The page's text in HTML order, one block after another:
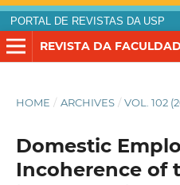
PORTAL DE REVISTAS DA USP
HOME / ARCHIVES / VOL. 102
Domestic
Incoherence of